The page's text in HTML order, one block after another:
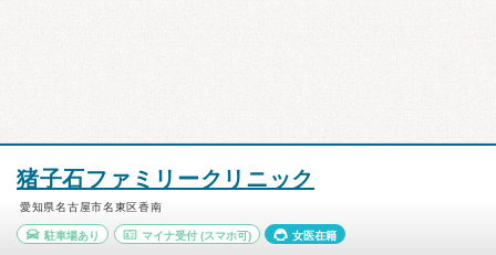
猪子石ファミリークリニック
愛知県名古屋市名東区香南
駐車場あり マイナ受付(スマホ可) 女医在籍